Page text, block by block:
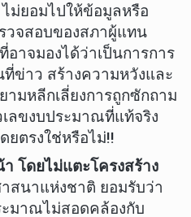
ม่ยอมไปให้ข้อมูลหรือ
วจสอบของสภาผู้แทน
าจมองได้ว่าเป็นการการ
ที่ข่าว สร้างความหวังและ
มหลีกเลี่ยงการถูกซักถาม
เลขงบประมาณที่แท้จริง
ยตรงใช่หรือไม่!!
โดยไม่แตะโครงสร้าง
สนาแห่งชาติ ยอมรับว่า
มาณไม่สอดคล้องกับ